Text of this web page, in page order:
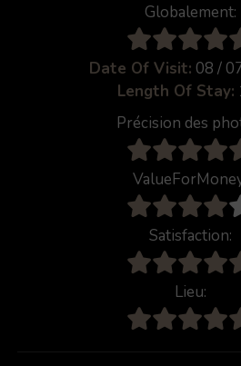
Globalement:
Date Of Visit: 08 /
Length Of Stay:
Précision des
Satisfaction:
Lieu: